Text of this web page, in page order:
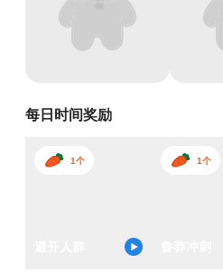
每日时间奖励
1个 1个